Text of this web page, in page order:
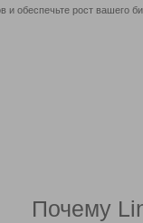
и обеспечьте рост вашего
Почему